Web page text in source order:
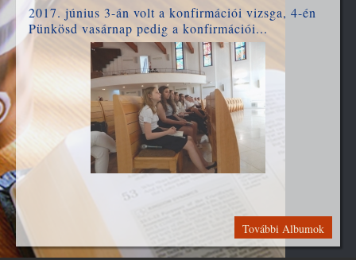
2017. június 3-án volt a konfirmációi vizsga, 4-én
Pünkösd vasárnap pedig a konfirmációi...
További Albumok